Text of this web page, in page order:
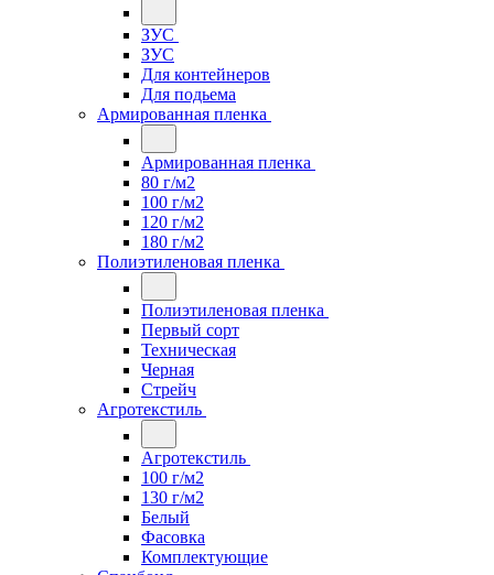
ЗУС
ЗУС
Для контейнеров
Для подьема
Армированная пленка
Армированная пленка
80 г/м2
100 г/м2
120 г/м2
180 г/м2
Полиэтиленовая пленка
Полиэтиленовая пленка
Первый сорт
Техническая
Черная
Стрейч
Агротекстиль
Агротекстиль
100 г/м2
130 г/м2
Белый
Фасовка
Комплектующие